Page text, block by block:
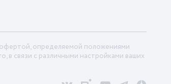
определяемой положениями
в связи с различными настройками ваших